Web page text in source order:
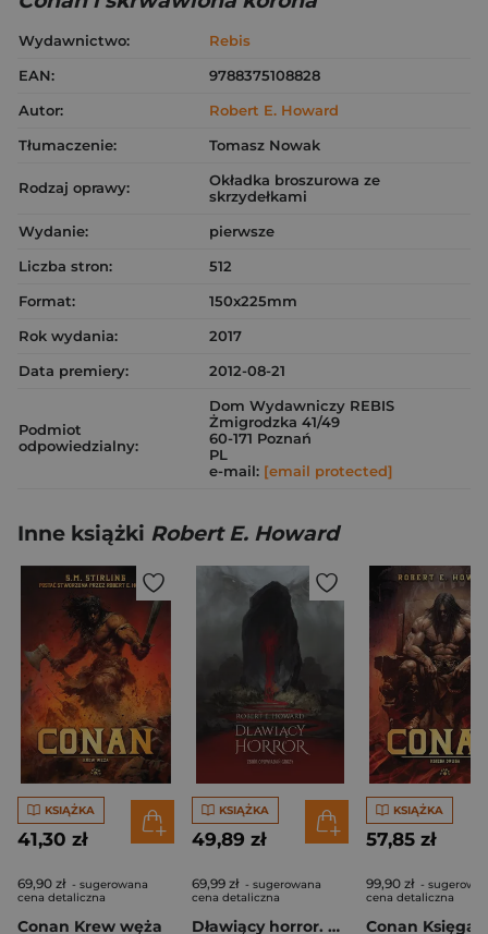
Wydawnictwo:
Rebis
EAN:
9788375108828
Autor:
Robert E. Howard
Tłumaczenie:
Tomasz Nowak
Rodzaj oprawy:
Okładka broszurowa ze
skrzydełkami
Wydanie:
pierwsze
Liczba stron:
512
Format:
150x225mm
Rok wydania:
2017
Data premiery:
2012-08-21
Podmiot
odpowiedzialny:
Dom Wydawniczy REBIS
Żmigrodzka 41/49
60-171 Poznań
PL
e-mail: [email protected]
Inne książki Robert E. Howard
KSIĄŻKA
41,30 zł
69,90 zł - sugerowana
cena detaliczna
Conan Krew węża
KSIĄŻKA
49,89 zł
69,99 zł - sugerowana
cena detaliczna
Dławiący horror. Zbiór opowiadań grozy
KSIĄŻKA
57,85 zł
99,90 zł -
cena detaliczna